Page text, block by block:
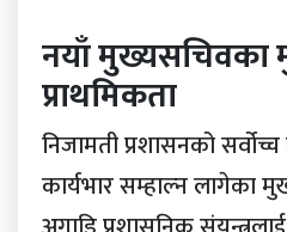
नयाँ मुख्यसचिवका
प्राथमिकता
निजामती प्रशासनको
कार्यभार सम्हाल्न लागेका